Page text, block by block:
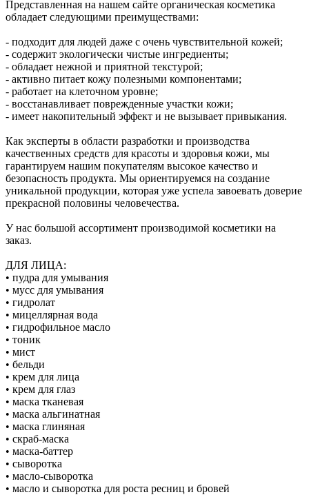
Представленная на нашем сайте органическая косметика
обладает следующими преимуществами:
- подходит для людей даже с очень чувствительной кожей;
- содержит экологически чистые ингредиенты;
- обладает нежной и приятной текстурой;
- активно питает кожу полезными компонентами;
- работает на клеточном уровне;
- восстанавливает поврежденные участки кожи;
- имеет накопительный эффект и не вызывает привыкания.
Как эксперты в области разработки и производства
качественных средств для красоты и здоровья кожи, мы
гарантируем нашим покупателям высокое качество и
безопасность продукта. Мы ориентируемся на создание
уникальной продукции, которая уже успела завоевать доверие
прекрасной половины человечества.
У нас большой ассортимент производимой косметики на
заказ.
ДЛЯ ЛИЦА:
• пудра для умывания
• мусс для умывания
• гидролат
• мицеллярная вода
• гидрофильное масло
• тоник
• мист
• бельди
• крем для лица
• крем для глаз
• маска тканевая
• маска альгинатная
• маска глиняная
• скраб-маска
• маска-баттер
• сыворотка
• масло-сыворотка
• масло и сыворотка для роста ресниц и бровей